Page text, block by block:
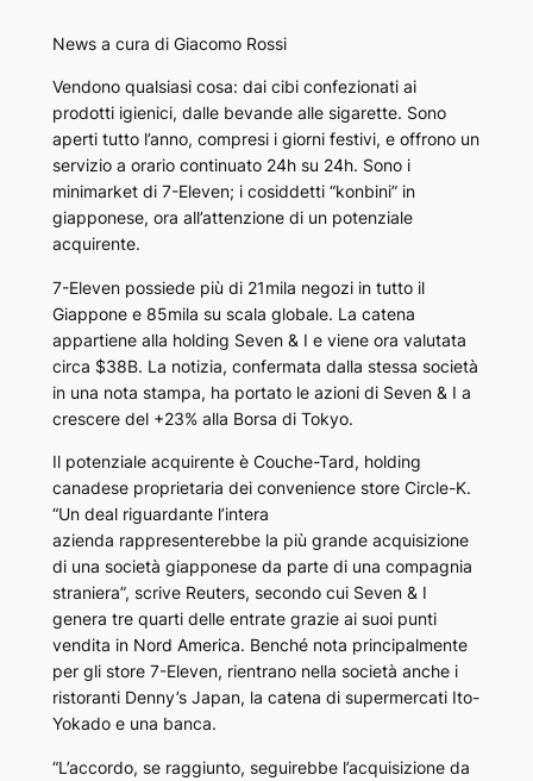
News a cura di Giacomo Rossi
Vendono qualsiasi cosa: dai cibi confezionati ai
prodotti igienici, dalle bevande alle sigarette. Sono
aperti tutto l’anno, compresi i giorni festivi, e offrono un
servizio a orario continuato 24h su 24h. Sono i
minimarket di 7-Eleven; i cosiddetti “konbini” in
giapponese, ora all’attenzione di un potenziale
acquirente.
7-Eleven possiede più di 21mila negozi in tutto il
Giappone e 85mila su scala globale. La catena
appartiene alla holding Seven & I e viene ora valutata
circa $38B. La notizia, confermata dalla stessa società
in una nota stampa, ha portato le azioni di Seven & I a
crescere del +23% alla Borsa di Tokyo.
Il potenziale acquirente è Couche-Tard, holding
canadese proprietaria dei convenience store Circle-K.
“Un deal riguardante l’intera
azienda rappresenterebbe la più grande acquisizione
di una società giapponese da parte di una compagnia
straniera”, scrive Reuters, secondo cui Seven & I
genera tre quarti delle entrate grazie ai suoi punti
vendita in Nord America. Benché nota principalmente
per gli store 7-Eleven, rientrano nella società anche i
ristoranti Denny’s Japan, la catena di supermercati Ito-
Yokado e una banca.
“L’accordo, se raggiunto, seguirebbe l’acquisizione da